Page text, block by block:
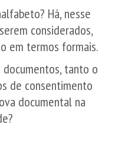
Há, nesse
considerados,
em termos formais.
documentos, tanto o
de consentimento
documental na